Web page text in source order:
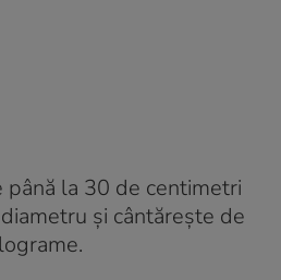
la 30 de centimetri
și cântărește de